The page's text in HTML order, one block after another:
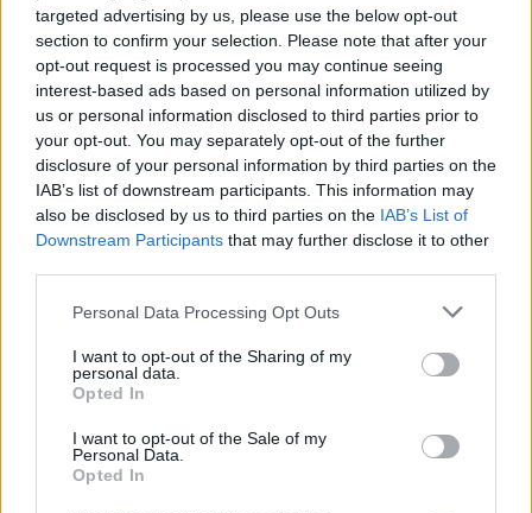
targeted advertising by us, please use the below opt-out
section to confirm your selection. Please note that after your
opt-out request is processed you may continue seeing
interest-based ads based on personal information utilized by
us or personal information disclosed to third parties prior to
your opt-out. You may separately opt-out of the further
disclosure of your personal information by third parties on the
IAB’s list of downstream participants. This information may
also be disclosed by us to third parties on the IAB’s List of
Downstream Participants that may further disclose it to other
Please note that this website/app uses one or more Google
not limited to your visit or usage behaviour. You may click to
grant or deny consent to Google and its third-party tags to
use your data for below specified purposes in below Google
consent section.
Personal Data Processing Opt Outs
I want to opt-out of the Sharing of my
personal data.
Opted In
I want to opt-out of the Sale of my
Personal Data.
Opted In
Nézz tükörbe!
Lásd meg az értéket a törött tükörben, ami a
babonával ellentétben nem balszerencsét hoz,
hanem kihozza belőled a kreatív éned, ami nagyon is
jó dolog! Egy gyerekkori fotó ennél csodálatosabb
otthonra nem is lelhetne, hiszen, ha bármikor ránéz
a megajándékozott a tükrös keretű képre,
rádöbbenhet, hogy még mindig benne él a képen
szereplő kölyök.